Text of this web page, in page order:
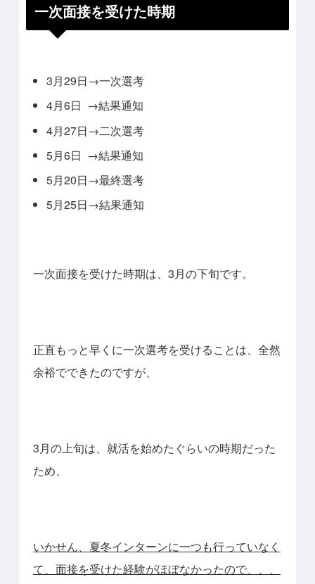
一次面接を受けた時期
3月29日→一次選考
4月6日 →結果通知
4月27日→二次選考
5月6日 →結果通知
5月20日→最終選考
5月25日→結果通知
一次面接を受けた時期は、3月の下旬です。
正直もっと早くに一次選考を受けることは、全然
余裕でできたのですが、
3月の上旬は、就活を始めたぐらいの時期だった
ため、
いかせん、夏冬インターンに一つも行っていなく
て、面接を受けた経験がほぼなかったので、、、